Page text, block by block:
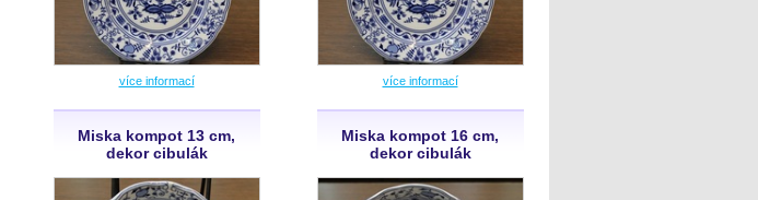
více informací více informací
Miska kompot 13 cm,
dekor cibulák
Miska kompot 16 cm,
dekor cibulák